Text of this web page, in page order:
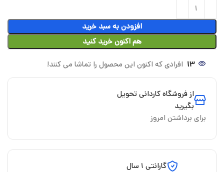
افزودن به سبد خرید
هم اکنون خرید کنید
13 افرادی که اکنون این محصول را تماشا می کنند!
از فروشگاه کاردانی تحویل
بگیرید
برای برداشتن امروز
گارانتی 1 سال